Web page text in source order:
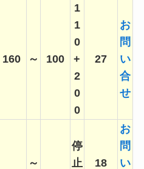
160 ～ 100
1
1
0
+
2
0
0
27
お
問
い
合
せ
～
停
止
18
お
問
い